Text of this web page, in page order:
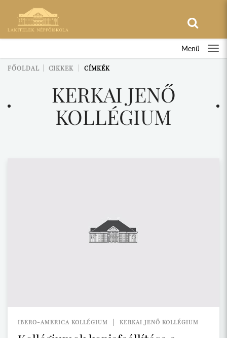
Menü
FŐOLDAL CIKKEK CÍMKÉK
KERKAI JENŐ
KOLLÉGIUM
IBERO-AMERICA KOLLÉGIUM KERKAI JENŐ KOLLÉGIUM